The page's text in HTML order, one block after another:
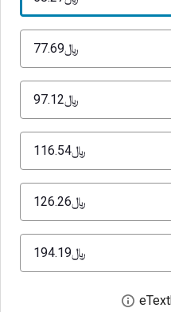
﷼‎77.69
﷼‎97.12
﷼‎116.54
﷼‎126.26
﷼‎194.19
افتح مربع حوار